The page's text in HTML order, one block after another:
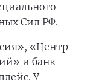
Сил РФ.
«Центр
и банк
У